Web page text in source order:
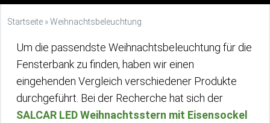
Startseite »Weihnachtsbeleuchtung
Um die passendste Weihnachtsbeleuchtung für die
Fensterbank zu finden, haben wir einen
eingehenden Vergleich verschiedener Produkte
durchgeführt. Bei der Recherche hat sich der
SALCAR LED Weihnachtsstern mit Eisensockel